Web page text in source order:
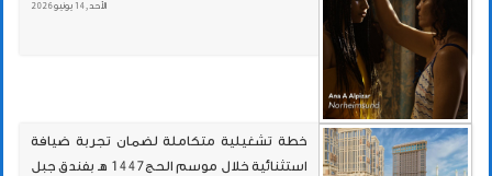
الأحد , 14 يونيو 2026
خطة تشغيلية متكاملة لضمان تجربة ضيافة
استثنائية خلال موسم الحج1447 هـ بفندق جبل